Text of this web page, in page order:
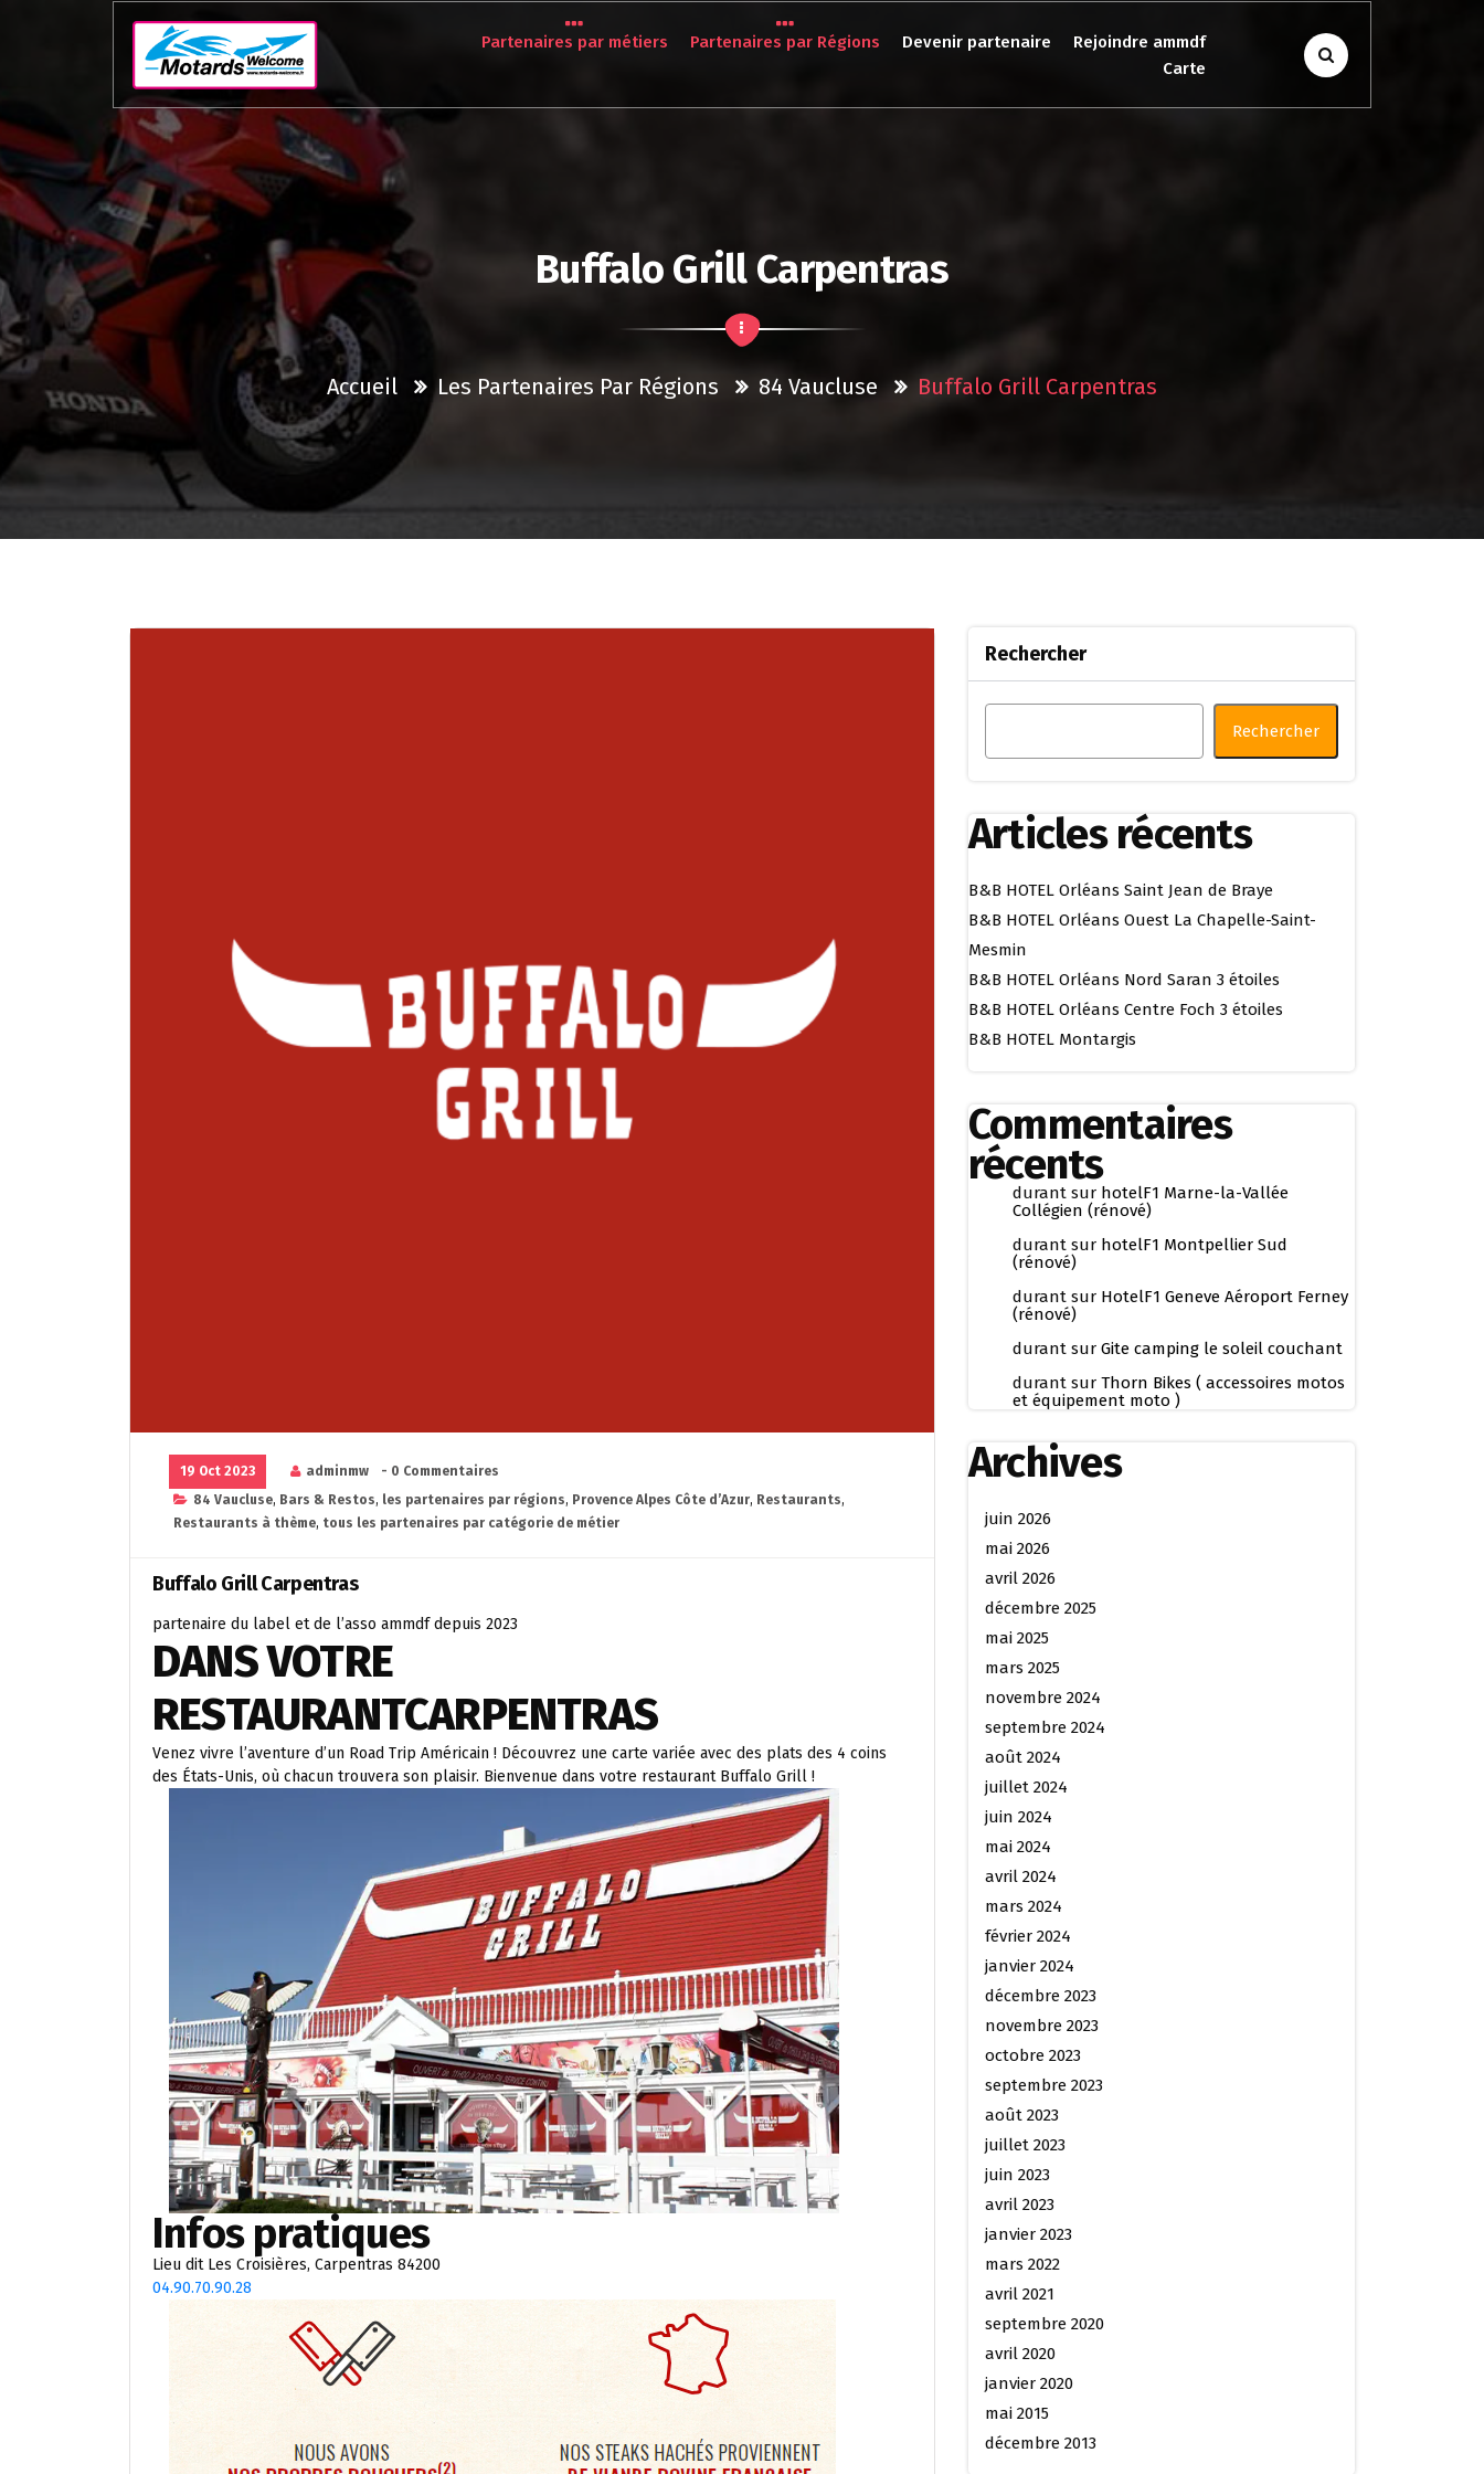
Partenaires par métiers Partenaires par Régions Devenir partenaire
Rejoindre ammdf
Carte
Buffalo Grill Carpentras
Accueil Les Partenaires Par Régions 84 Vaucluse Buffalo Grill Carpentras
19 Oct 2023 adminmw
- 0 Commentaires
84 Vaucluse, Bars & Restos, les partenaires par régions, Provence Alpes Côte d’Azur, Restaurants,
Restaurants à thème, tous les partenaires par catégorie de métier
Buffalo Grill Carpentras
partenaire du label et de l’asso ammdf depuis 2023
DANS VOTRE
RESTAURANTCARPENTRAS
Venez vivre l’aventure d’un Road Trip Américain ! Découvrez une carte variée avec des plats des 4 coins
des États-Unis, où chacun trouvera son plaisir. Bienvenue dans votre restaurant Buffalo Grill !
Infos pratiques
Lieu dit Les Croisières, Carpentras 84200
04.90.70.90.28
Rechercher
Rechercher
Articles récents
B&B HOTEL Orléans Saint Jean de Braye
B&B HOTEL Orléans Ouest La Chapelle-Saint-
Mesmin
B&B HOTEL Orléans Nord Saran 3 étoiles
B&B HOTEL Orléans Centre Foch 3 étoiles
B&B HOTEL Montargis
Commentaires
récents
durant sur hotelF1 Marne-la-Vallée
Collégien (rénové)
durant sur hotelF1 Montpellier Sud
(rénové)
durant sur HotelF1 Geneve Aéroport Ferney
(rénové)
durant sur Gite camping le soleil couchant
durant sur Thorn Bikes ( accessoires motos
et équipement moto )
Archives
juin 2026
mai 2026
avril 2026
décembre 2025
mai 2025
mars 2025
novembre 2024
septembre 2024
août 2024
juillet 2024
juin 2024
mai 2024
avril 2024
mars 2024
février 2024
janvier 2024
décembre 2023
novembre 2023
octobre 2023
septembre 2023
août 2023
juillet 2023
juin 2023
avril 2023
janvier 2023
mars 2022
avril 2021
septembre 2020
avril 2020
janvier 2020
mai 2015
décembre 2013